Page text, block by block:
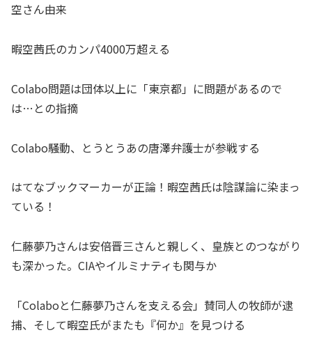
空さん由来
暇空茜氏のカンパ4000万超える
Colabo問題は団体以上に「東京都」に問題があるので
は…との指摘
Colabo騒動、とうとうあの唐澤弁護士が参戦する
はてなブックマーカーが正論！暇空茜氏は陰謀論に染まっ
ている！
仁藤夢乃さんは安倍晋三さんと親しく、皇族とのつながり
も深かった。CIAやイルミナティも関与か
「Colaboと仁藤夢乃さんを支える会」賛同人の牧師が逮
捕、そして暇空氏がまたも『何か』を見つける